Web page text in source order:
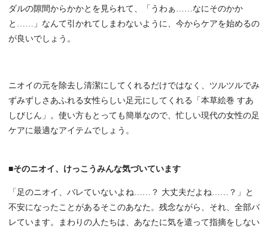
ダルの隙間からかかとを見られて、「うわぁ……なにそのかか
と……」なんて引かれてしまわないように、今からケアを始めるの
が良いでしょう。
ニオイの元を除去し清潔にしてくれるだけではなく、ツルツルでみ
ずみずしさあふれる女性らしい足元にしてくれる「本草絵巻 すあ
しびじん」。使い方もとっても簡単なので、忙しい現代の女性の足
ケアに最適なアイテムでしょう。
■そのニオイ、けっこうみんな気づいています
「足のニオイ、バレていないよね……？ 大丈夫だよね……？」と
不安になったことがあるそこのあなた。残念ながら、それ、全部バ
レています。まわりの人たちは、あなたに気を遣って指摘をしない